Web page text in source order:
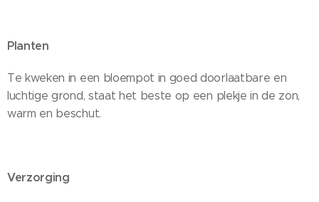
Planten
Te kweken in een bloempot in goed doorlaatbare en
luchtige grond, staat het beste op een plekje in de zon,
warm en beschut.
Verzorging